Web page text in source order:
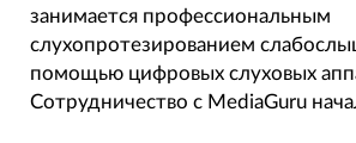
занимается профессиональным
слухопротезированием
помощью цифровых слуховых
Сотрудничество с MediaGuru